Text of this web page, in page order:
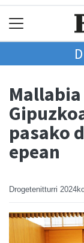
pasako
epean
Drogetenitturri